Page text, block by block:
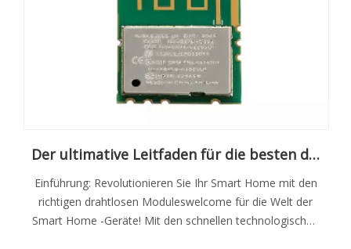
Der ultimative Leitfaden für die besten drahtlosen Kommunikationsmodule für Ihre Smart -Home -Geräte
Einführung: Revolutionieren Sie Ihr Smart Home mit den
richtigen drahtlosen Moduleswelcome für die Welt der
Smart Home -Geräte! Mit den schnellen technologischen